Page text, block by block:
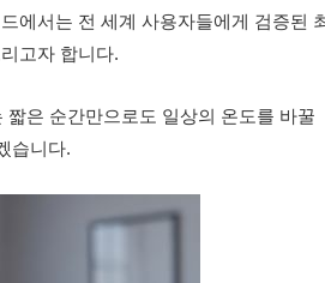
에서는 전 세계 사용자들에게 검증된
고자 합니다.
은 순간만으로도 일상의 온도를 바꿀
습니다.